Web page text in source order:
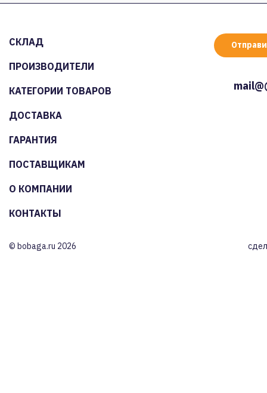
СКЛАД
ПРОИЗВОДИТЕЛИ
КАТЕГОРИИ ТОВАРОВ
ДОСТАВКА
ГАРАНТИЯ
ПОСТАВЩИКАМ
О КОМПАНИИ
КОНТАКТЫ
© bobaga.ru 2026